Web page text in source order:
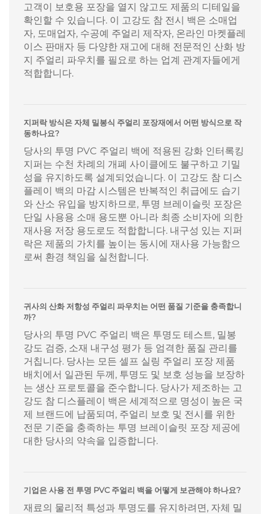
고객이 보호용 포장을 열지 않고도 제품의 디테일을
확인할 수 있습니다. 이 고강도 참 전시 백은 소매업
자, 도매업자, 수공예 주얼리 제작자, 온라인 마켓플레
이스 판매자 등 다양한 재고에 대해 전문적인 산화 방
지 주얼리 파우치를 필요로 하는 업계 관계자들에게
적합합니다.
지퍼락 방식은 자체 밀봉식 주얼리 포장재에서 어떤 방식으로 작
동하나요?
당사의 투명 PVC 주얼리 백에 적용된 강화 인터록킹
지퍼는 수천 차례의 개폐 사이클에도 불구하고 기밀
성을 유지하도록 설계되었습니다. 이 고강도 참 디스
플레이 백의 마감 시스템은 반복적인 취급에도 습기
와 산소 유입을 방지하므로, 투명 브레이슬릿 포장은
단일 사용용 소매 용도뿐 아니라 최종 소비자에 의한
재사용 저장 용도로도 적합합니다. 내구성 있는 지퍼
락은 제품의 가치를 높이는 동시에 재사용 가능함으
로써 환경 책임을 실천합니다.
귀사의 산화 저항성 주얼리 파우치는 어떤 품질 기준을 충족합니
까?
당사의 투명 PVC 주얼리 백은 투명도 테스트, 밀봉
강도 검증, 소재 내구성 평가 등 엄격한 품질 관리를
거칩니다. 당사는 모든 셀프 실링 주얼리 포장 제품
배치에서 일관된 두께, 투명도 및 보호 성능을 보장하
는 생산 프로토콜을 준수합니다. 당사가 제조하는 고
강도 참 디스플레이 백은 세계적으로 명성이 높은 국
제 브랜드에 납품되며, 주얼리 보호 및 전시를 위한
전문 기준을 충족하는 투명 브레이슬릿 포장 제공에
대한 당사의 약속을 입증합니다.
기업은 사용 전 투명 PVC 주얼리 백을 어떻게 보관해야 하나요?
재료의 물리적 특성과 투명도를 유지하려면, 자체 밀